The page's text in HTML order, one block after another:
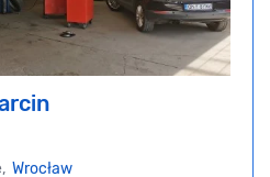
Wrocław